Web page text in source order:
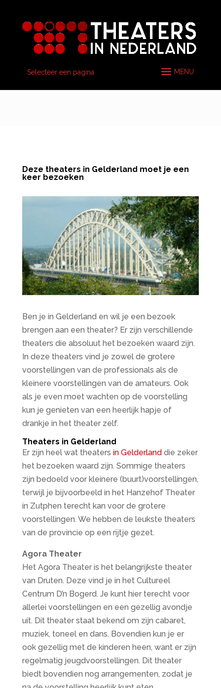
Selecteer een pagina
Deze theaters in Gelderland moet je een
keer bezoeken
Ben je in Gelderland en wil je een bezoek
brengen aan een theater? Er zijn verschillende
theaters die absoluut het bezoeken waard zijn.
In deze theaters vind je zowel de grotere
voorstellingen van de professionals als de
kleinere voorstellingen van de amateurs. Ook
als je even moet wachten op de voorstelling
kun je genieten van een heerlijk hapje of
drankje in het theater zelf.
Theaters in Gelderland
Er zijn heel wat theaters in Gelderlanddie zeker
het bezoeken waard zijn. Sommige theaters
zijn bedoeld voor kleinere (buurt)voorstellingen,
terwijl je bijvoorbeeld in het Hanzehof Theater
in Zutphen terecht kan voor de grotere
voorstellingen. We hebben de leukste theaters
van de provincie op een rijtje gezet.
Agora Theater
Het Agora Theater is het belangrijkste theater
van Druten. Deze vind je in het Cultureel
Centrum D’n Bogerd. Je kunt hier terecht voor
allerlei voorstellingen en een gezellig avondje
uit. Dit theater staat bekend om zijn cabaret,
muziek, toneel en dans. Bovendien kun je er
ook gezellig met de kinderen heen, want er zijn
regelmatig jeugdvoorstellingen. Dit theater
biedt bovendien nog arrangementen, zodat je